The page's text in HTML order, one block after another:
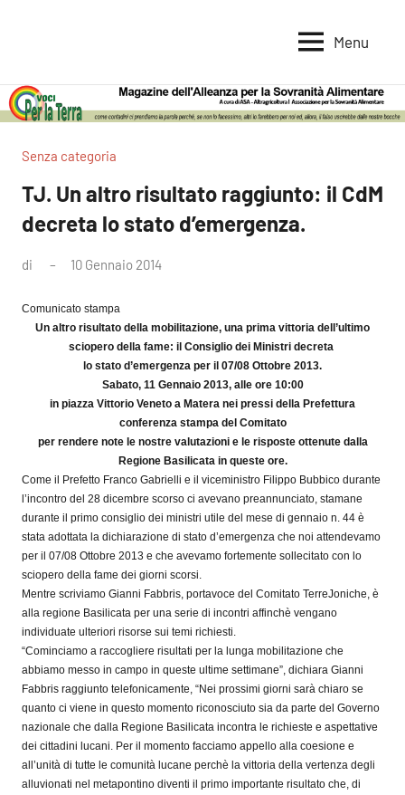
per
la
Terra
per
la
Alimentare
Menu
Senza categoria
TJ. Un altro risultato raggiunto: il CdM
decreta lo stato d’emergenza.
di 10 Gennaio 2014
Comunicato stampa
Un altro risultato della mobilitazione, una prima vittoria dell’ultimo
sciopero della fame: il Consiglio dei Ministri decreta
lo stato d’emergenza per il 07/08 Ottobre 2013.
Sabato, 11 Gennaio 2013, alle ore 10:00
in piazza Vittorio Veneto a Matera nei pressi della Prefettura
conferenza stampa del Comitato
per rendere note le nostre valutazioni e le risposte ottenute dalla
Regione Basilicata in queste ore.
Come il Prefetto Franco Gabrielli e il viceministro Filippo Bubbico durante
l’incontro del 28 dicembre scorso ci avevano preannunciato, stamane
durante il primo consiglio dei ministri utile del mese di gennaio n. 44 è
stata adottata la dichiarazione di stato d’emergenza che noi attendevamo
per il 07/08 Ottobre 2013 e che avevamo fortemente sollecitato con lo
sciopero della fame dei giorni scorsi.
Mentre scriviamo Gianni Fabbris, portavoce del Comitato TerreJoniche, è
alla regione Basilicata per una serie di incontri affinchè vengano
individuate ulteriori risorse sui temi richiesti.
“Cominciamo a raccogliere risultati per la lunga mobilitazione che
abbiamo messo in campo in queste ultime settimane”, dichiara Gianni
Fabbris raggiunto telefonicamente, “Nei prossimi giorni sarà chiaro se
quanto ci viene in questo momento riconosciuto sia da parte del Governo
nazionale che dalla Regione Basilicata incontra le richieste e aspettative
dei cittadini lucani. Per il momento facciamo appello alla coesione e
all’unità di tutte le comunità lucane perchè la vittoria della vertenza degli
alluvionati nel metapontino diventi il primo importante risultato che, di